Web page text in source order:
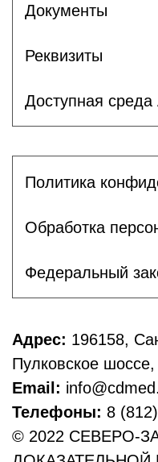
Документы
Реквизиты
Доступная
Политика
Обработка
Федеральный
Адрес: 196158,
Пулковское
Email:
Телефоны: 8
© 2022 СЕВЕРО-